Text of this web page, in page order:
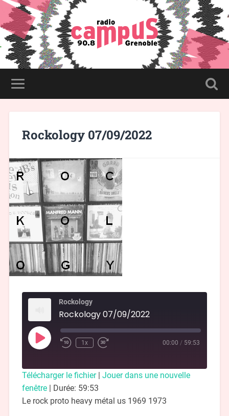
Rockology 07/09/2022
Rockology
Rockology 07/09/2022
1x 00:00 / 59:53
Télécharger le fichier| Jouer dans une nouvelle
fenêtre| Durée: 59:53
Le rock proto heavy métal us 1969 1973